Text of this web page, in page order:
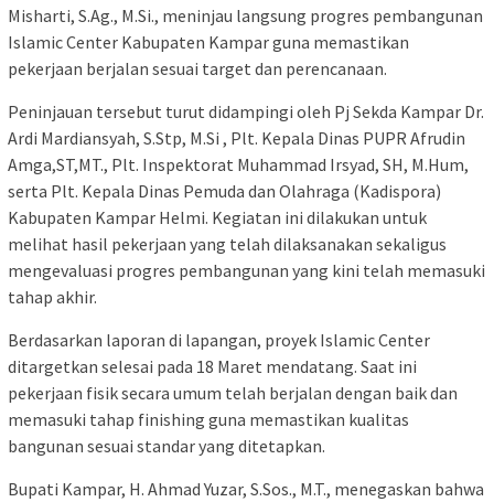
Misharti, S.Ag., M.Si., meninjau langsung progres pembangunan
Islamic Center Kabupaten Kampar guna memastikan
pekerjaan berjalan sesuai target dan perencanaan.
Peninjauan tersebut turut didampingi oleh Pj Sekda Kampar Dr.
Ardi Mardiansyah, S.Stp, M.Si , Plt. Kepala Dinas PUPR Afrudin
Amga,ST,MT., Plt. Inspektorat Muhammad Irsyad, SH, M.Hum,
serta Plt. Kepala Dinas Pemuda dan Olahraga (Kadispora)
Kabupaten Kampar Helmi. Kegiatan ini dilakukan untuk
melihat hasil pekerjaan yang telah dilaksanakan sekaligus
mengevaluasi progres pembangunan yang kini telah memasuki
tahap akhir.
Berdasarkan laporan di lapangan, proyek Islamic Center
ditargetkan selesai pada 18 Maret mendatang. Saat ini
pekerjaan fisik secara umum telah berjalan dengan baik dan
memasuki tahap finishing guna memastikan kualitas
bangunan sesuai standar yang ditetapkan.
Bupati Kampar, H. Ahmad Yuzar, S.Sos., M.T., menegaskan bahwa